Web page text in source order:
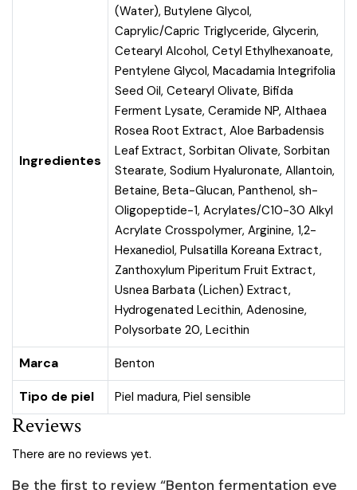
Ingredientes
(Water), Butylene Glycol,
Caprylic/Capric Triglyceride, Glycerin,
Cetearyl Alcohol, Cetyl Ethylhexanoate,
Pentylene Glycol, Macadamia Integrifolia
Seed Oil, Cetearyl Olivate, Bifida
Ferment Lysate, Ceramide NP, Althaea
Rosea Root Extract, Aloe Barbadensis
Leaf Extract, Sorbitan Olivate, Sorbitan
Stearate, Sodium Hyaluronate, Allantoin,
Betaine, Beta-Glucan, Panthenol, sh-
Oligopeptide-1, Acrylates/C10-30 Alkyl
Acrylate Crosspolymer, Arginine, 1,2-
Hexanediol, Pulsatilla Koreana Extract,
Zanthoxylum Piperitum Fruit Extract,
Usnea Barbata (Lichen) Extract,
Hydrogenated Lecithin, Adenosine,
Polysorbate 20, Lecithin
Marca Benton
Tipo de piel Piel madura, Piel sensible
Reviews
There are no reviews yet.
Be the first to review “Benton fermentation eye